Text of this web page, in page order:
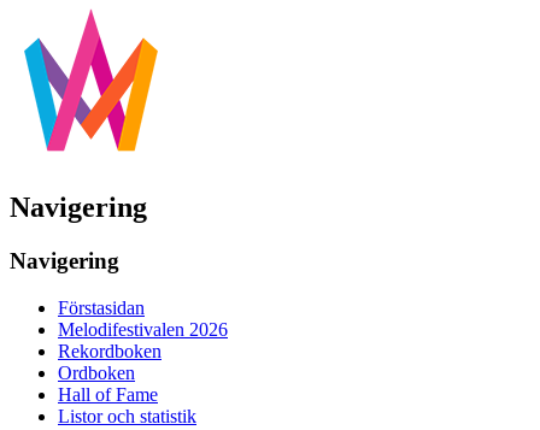
Navigering
Navigering
Förstasidan
Melodifestivalen 2026
Rekordboken
Ordboken
Hall of Fame
Listor och statistik